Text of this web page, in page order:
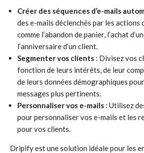
Créer des séquences d’e-mails
des e-mails déclenchés par les actions
comme l’abandon de panier, l’achat
l’anniversaire d’un client.
Segmenter vos clients : Divisez vos
fonction de leurs intérêts, de leur
de leurs données démographiques
messages plus pertinents.
Personnaliser vos e-mails : Utilisez
pour personnaliser vos e-mails et les
pour vos clients.
Dripify est une solution idéale pour les